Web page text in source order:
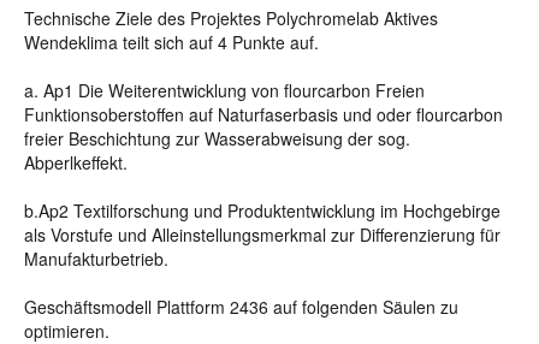
Technische Ziele des Projektes Polychromelab Aktives
Wendeklima teilt sich auf 4 Punkte auf.
a. Ap1 Die Weiterentwicklung von flourcarbon Freien
Funktionsoberstoffen auf Naturfaserbasis und oder flourcarbon
freier Beschichtung zur Wasserabweisung der sog.
Abperlkeffekt.
b.Ap2 Textilforschung und Produktentwicklung im Hochgebirge
als Vorstufe und Alleinstellungsmerkmal zur Differenzierung für
Manufakturbetrieb.
Geschäftsmodell Plattform 2436 auf folgenden Säulen zu
optimieren.